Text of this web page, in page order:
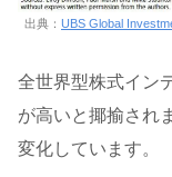
出典： UBS Global
全世界型株式イン
が高いと揶揄され
変化しています。